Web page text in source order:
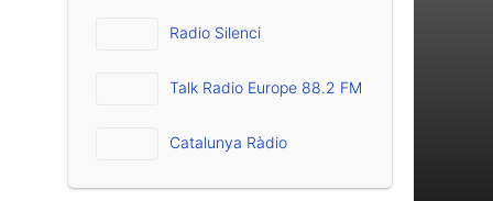
Radio Silenci
Talk Radio Europe 88.2 FM
Catalunya Ràdio